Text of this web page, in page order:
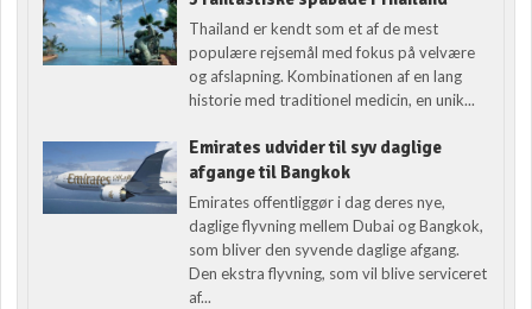
Thailand er kendt som et af de mest
populære rejsemål med fokus på velvære
og afslapning. Kombinationen af en lang
historie med traditionel medicin, en unik...
Emirates udvider til syv daglige
afgange til Bangkok
Emirates offentliggør i dag deres nye,
daglige flyvning mellem Dubai og Bangkok,
som bliver den syvende daglige afgang.
Den ekstra flyvning, som vil blive serviceret
af...